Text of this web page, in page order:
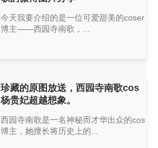
今天我要介绍的是一位可爱甜美的coser
博主——西园寺南歌，...
珍藏的原图放送，西园寺南歌cos
杨贵妃超越想象。
西园寺南歌是一名神秘而才华出众的cos
博主，她擅长将历史上的...